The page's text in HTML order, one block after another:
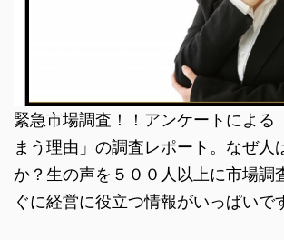
緊急市場調査！！アンケートによる
まう理由」の調査レポート。なぜ人
か？生の声を５００人以上に市場調
ぐに経営に役立つ情報がいっぱいで